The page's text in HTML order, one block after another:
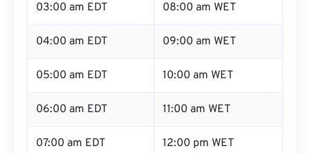
03:00 am EDT 08:00 am WET
04:00 am EDT 09:00 am WET
05:00 am EDT 10:00 am WET
06:00 am EDT 11:00 am WET
07:00 am EDT 12:00 pm WET